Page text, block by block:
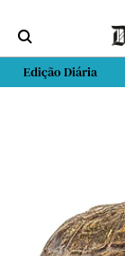
Edição Diária